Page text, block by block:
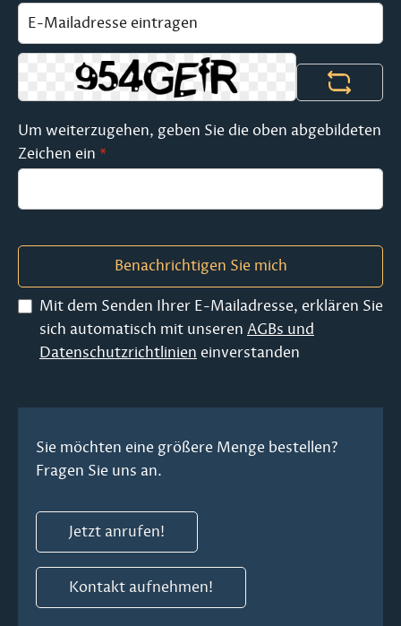
Um weiterzugehen, geben Sie die oben abgebildeten
Zeichen ein *
Benachrichtigen Sie mich
Mit dem Senden Ihrer E-Mailadresse, erklären Sie
sich automatisch mit unseren AGBs und
Datenschutzrichtlinien einverstanden
Sie möchten eine größere Menge bestellen?
Fragen Sie uns an.
Jetzt anrufen!
Kontakt aufnehmen!